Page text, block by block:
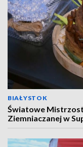
BIAŁYSTOK
Światowe
Ziemniaczanej w